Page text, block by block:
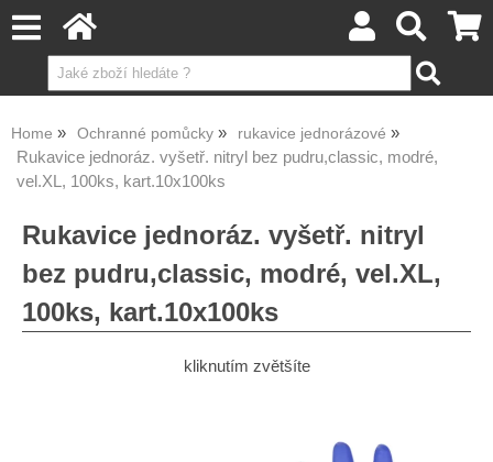
Home Ochranné pomůcky rukavice jednorázové
Rukavice jednoráz. vyšetř. nitryl bez pudru,classic, modré,
vel.XL, 100ks, kart.10x100ks
Rukavice jednoráz. vyšetř. nitryl
bez pudru,classic, modré, vel.XL,
100ks, kart.10x100ks
kliknutím zvětšíte